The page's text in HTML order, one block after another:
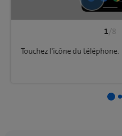
1 /8
Touchez l'icône du téléphone.